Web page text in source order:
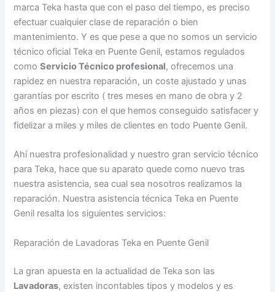
marca Teka hasta que con el paso del tiempo, es preciso
efectuar cualquier clase de reparación o bien
mantenimiento. Y es que pese a que no somos un servicio
técnico oficial Teka en Puente Genil, estamos regulados
comoServicio Técnico profesional, ofrecemos una
rapidez en nuestra reparación, un coste ajustado y unas
garantías por escrito ( tres meses en mano de obra y 2
años en piezas) con el que hemos conseguido satisfacer y
fidelizar a miles y miles de clientes en todo Puente Genil.
Ahí nuestra profesionalidad y nuestro gran servicio técnico
para Teka, hace que su aparato quede como nuevo tras
nuestra asistencia, sea cual sea nosotros realizamos la
reparación. Nuestra asistencia técnica Teka en Puente
Genil resalta los siguientes servicios:
Reparación de Lavadoras Teka en Puente Genil
La gran apuesta en la actualidad de Teka son las
Lavadoras, existen incontables tipos y modelos y es